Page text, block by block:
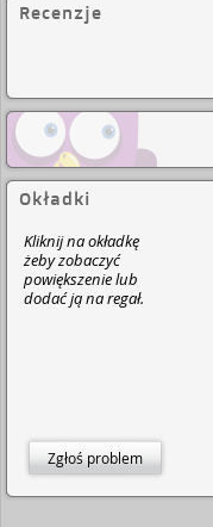
Recenzje
Okładki
Kliknij na okładkę
żeby zobaczyć
powiększenie lub
dodać ją na regał.
Zgłoś problem